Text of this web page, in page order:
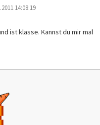
14:08:19
ist klasse. Kannst du mir mal